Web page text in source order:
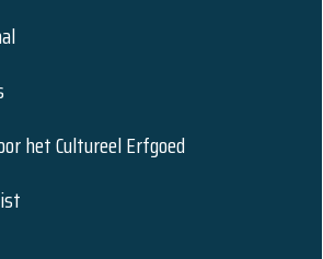
het Cultureel Erfgoed